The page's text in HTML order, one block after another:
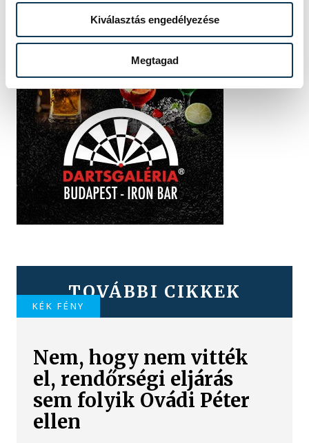
Kiválasztás engedélyezése
Megtagad
TOVÁBBI CIKKEK
KÉK FÉNY
Nem, hogy nem vitték
el, rendőrségi eljárás
sem folyik Ovádi Péter
ellen